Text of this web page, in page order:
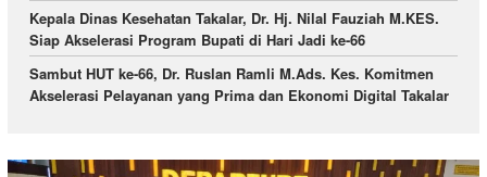
Kepala Dinas Kesehatan Takalar, Dr. Hj. Nilal Fauziah M.KES.
Siap Akselerasi Program Bupati di Hari Jadi ke-66
Sambut HUT ke-66, Dr. Ruslan Ramli M.Ads. Kes. Komitmen
Akselerasi Pelayanan yang Prima dan Ekonomi Digital Takalar